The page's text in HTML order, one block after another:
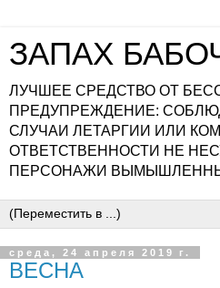
ЗАПАХ
ЛУЧШЕЕ СРЕДСТВО ОТ
ПРЕДУПРЕЖДЕНИЕ:
СЛУЧАИ ЛЕТАРГИИ ИЛИ
ОТВЕТСТВЕННОСТИ НЕ
ПЕРСОНАЖИ
среда, 24 апреля 2019 г.
ВЕСНА